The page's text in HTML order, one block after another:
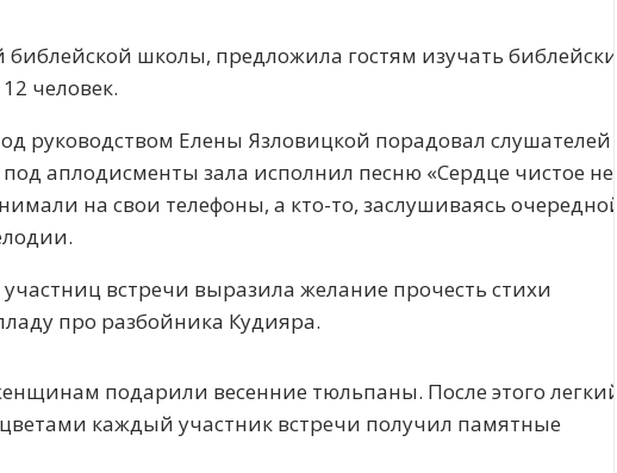
школы, предложила гостям изучать библейские
человек.
руководством Елены Язловицкой порадовал слушателей
аплодисменты зала исполнил песню «Сердце чистое не
на свои телефоны, а кто-то, заслушиваясь очередной
встречи выразила желание прочесть стихи
про разбойника Кудияра.
подарили весенние тюльпаны. После этого легкий
каждый участник встречи получил памятные